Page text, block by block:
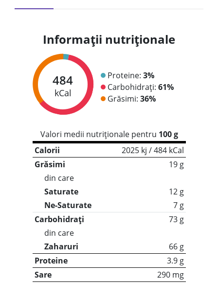
Informații nutriționale
484
kCal
Proteine: 3%
Carbohidrați: 61%
Grăsimi: 36%
Valori medii nutriționale pentru 100 g
Calorii
2025 kj / 484 kCal
Grăsimi
19 g
din care
Saturate
12 g
Ne-Saturate
7 g
Carbohidrați
73 g
din care
Zaharuri
66 g
Proteine
3.9 g
Sare
290 mg